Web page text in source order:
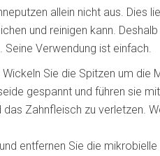
allein nicht aus. Dies
und reinigen kann.
Seine Verwendung ist einfach.
Sie die Spitzen um die
gespannt und führen sie
Zahnfleisch zu verletzen.
entfernen Sie die